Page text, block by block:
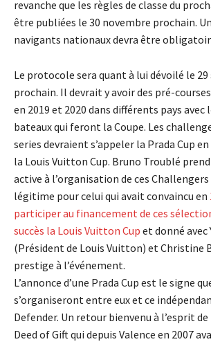
revanche que les règles de classe du
être publiées le 30 novembre prochain.
navigants nationaux devra être
Le protocole sera quant à lui dévoilé le
prochain. Il devrait y avoir des pré-
en 2019 et 2020 dans différents pays avec
bateaux qui feront la Coupe. Les
series devraient s’appeler la Prada Cup
la Louis Vuitton Cup. Bruno Troublé
active à l’organisation de ces Challengers
légitime pour celui qui avait convaincu en
participer au financement de ces
succès la Louis Vuitton Cup et donné avec
(Président de Louis Vuitton) et Christine
prestige à l’événement.
L’annonce d’une Prada Cup est le signe
s’organiseront entre eux et ce
Defender. Un retour bienvenu à l’esprit de
Deed of Gift qui depuis Valence en 2007